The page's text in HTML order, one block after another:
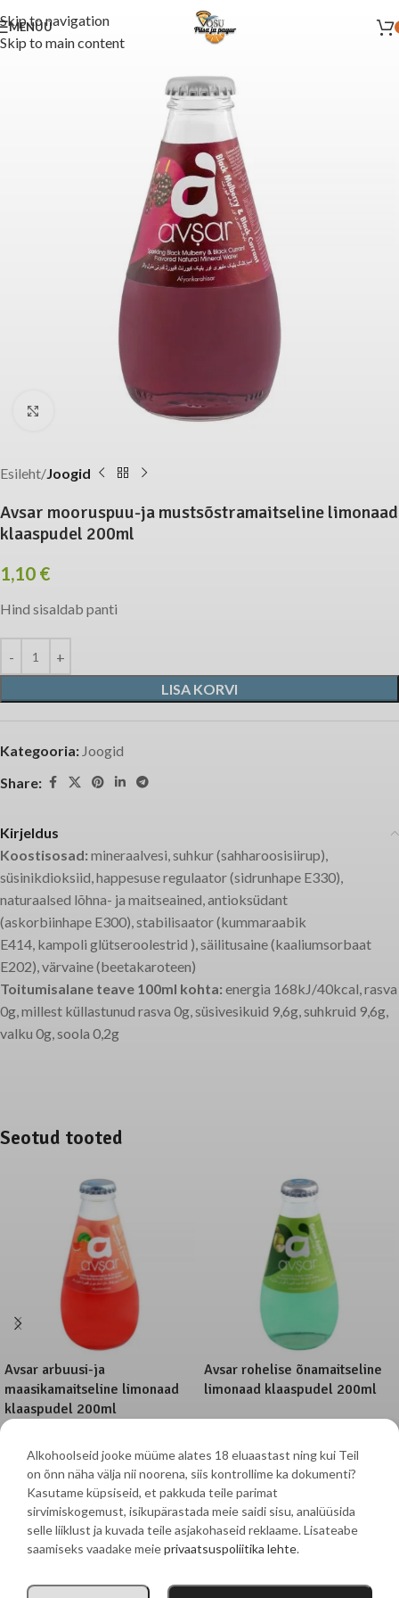
Skip to navigation
Skip to main content
MENÜÜ
Click to enlarge
Esileht Joogid
Avsar mooruspuu-ja mustsõstramaitseline limonaad
klaaspudel 200ml
1,10 €
Hind sisaldab panti
LISA KORVI
Kategooria: Joogid
Share:
Kirjeldus
Koostisosad: mineraalvesi, suhkur (sahharoosisiirup),
süsinikdioksiid, happesuse regulaator (sidrunhape E330),
naturaalsed lõhna- ja maitseained, antioksüdant
(askorbiinhape E300), stabilisaator (kummaraabik
E414, kampoli glütseroolestrid ), säilitusaine (kaaliumsorbaat
E202), värvaine (beetakaroteen)
Toitumisalane teave 100ml kohta: energia 168kJ/40kcal, rasva
0g, millest küllastunud rasva 0g, süsivesikuid 9,6g, suhkruid 9,6g,
valku 0g, soola 0,2g
Seotud tooted
Avsar arbuusi-ja
maasikamaitseline limonaad
klaaspudel 200ml
1,10 €
Hind sisaldab panti
Avsar rohelise õnamaitseline
limonaad klaaspudel 200ml
Mere 83 Võsu 45501, Haljala vald, Lääne-Virumaakond
pitsa@vosupitsa.ee
Alkohoolseid jooke müüme alates 18 eluaastast ning kui Teil
on õnn näha välja nii noorena, siis kontrollime ka dokumenti?
Kasutame küpsiseid, et pakkuda teile parimat
sirvimiskogemust, isikupärastada meie saidi sisu, analüüsida
selle liiklust ja kuvada teile asjakohaseid reklaame. Lisateabe
saamiseks vaadake meieprivaatsuspoliitika lehte.